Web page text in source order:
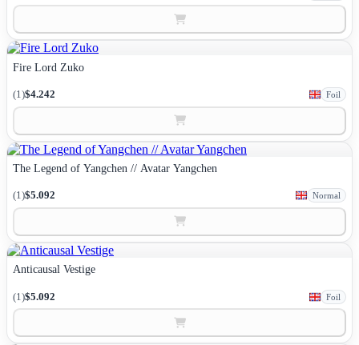
Fire Lord Zuko
(1)$4.242 Foil
The Legend of Yangchen // Avatar Yangchen
(1)$5.092 Normal
Anticausal Vestige
(1)$5.092 Foil